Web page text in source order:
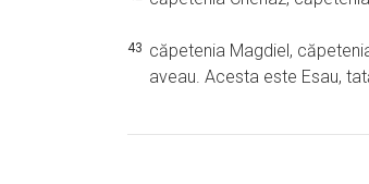
43 căpetenia Magdiel,
aveau. Acesta este Esau,